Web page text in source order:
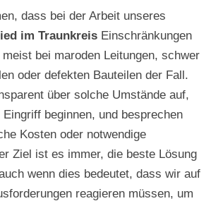
dass bei der Arbeit unseres
im Traunkreis Einschränkungen
bei maroden Leitungen, schwer
oder defekten Bauteilen der Fall.
über solche Umstände auf,
beginnen, und besprechen
Kosten oder notwendige
Ziel ist es immer, die beste Lösung
wenn dies bedeutet, dass wir auf
reagieren müssen, um